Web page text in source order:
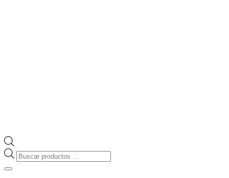
Búsqueda
de